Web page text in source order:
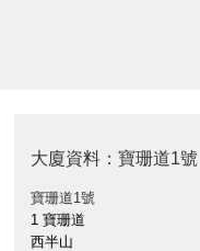
大廈資料：寶珊道1號
寶珊道1號
1 寶珊道
西半山